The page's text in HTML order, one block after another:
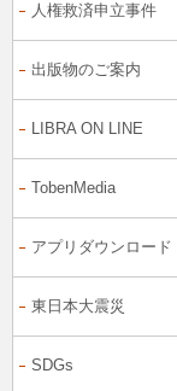
人権救済申立事件
出版物のご案内
LIBRA ON LINE
TobenMedia
アプリダウンロード
東日本大震災
SDGs